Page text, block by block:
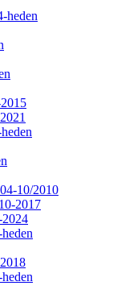
heden
10/2010
2017